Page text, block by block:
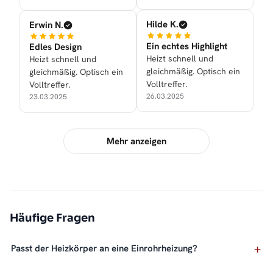
Erwin N.
Edles Design
Heizt schnell und
gleichmäßig. Optisch ein
Volltreffer.
23.03.2025
Hilde K.
Ein echtes Highlight
Heizt schnell und
gleichmäßig. Optisch ein
Volltreffer.
26.03.2025
Mehr anzeigen
Häufige Fragen
Passt der Heizkörper an eine Einrohrheizung?